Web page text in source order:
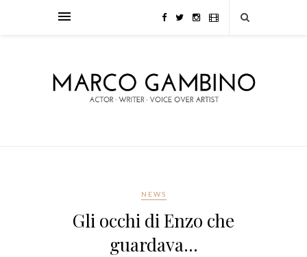
NEWS
Gli occhi di Enzo che
guardava…